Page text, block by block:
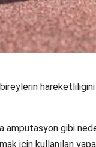
amputasyon gibi
için kullanılan